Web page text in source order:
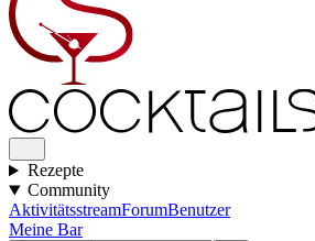
Rezepte
Community
AktivitätsstreamForumBenutzer
Meine Bar